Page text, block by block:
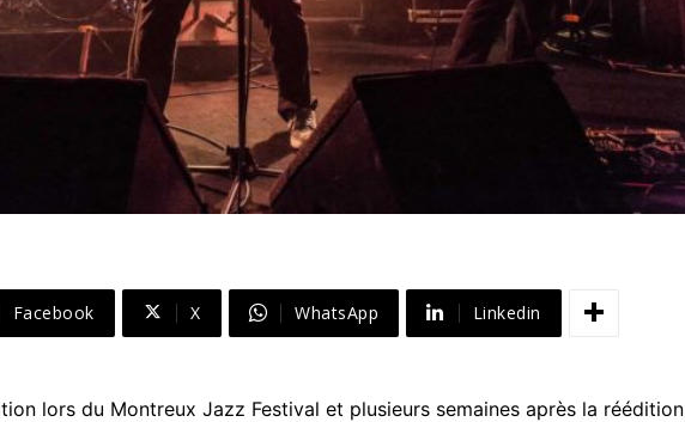
Facebook X WhatsApp Linkedin
lors du Montreux Jazz Festival et plusieurs semaines après la réédition